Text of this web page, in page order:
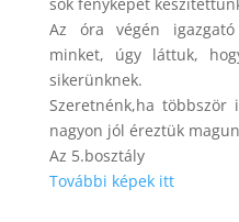
Az óra végén
minket, úgy láttuk,
sikerünknek.
Szeretnénk,ha
nagyon jól éreztük
Az 5.bosztály
További képek itt